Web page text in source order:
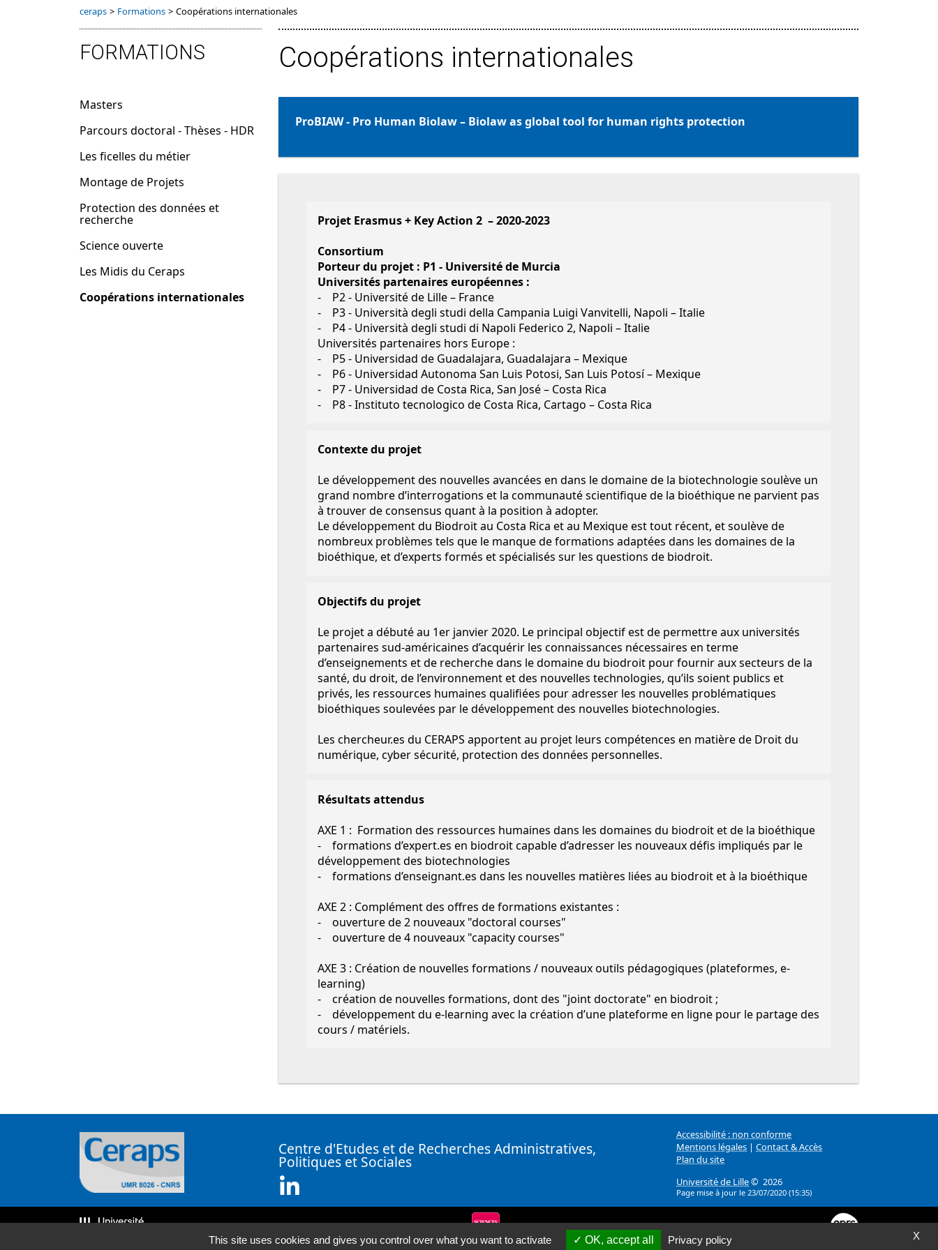
ceraps > Formations > Coopérations internationales
FORMATIONS
Masters
Parcours doctoral - Thèses - HDR
Les ficelles du métier
Montage de Projets
Protection des données et
recherche
Science ouverte
Les Midis du Ceraps
Coopérations internationales
Coopérations internationales
ProBIAW - Pro Human Biolaw – Biolaw as global tool for human rights protection
Projet Erasmus + Key Action 2 – 2020-2023
Consortium
Porteur du projet : P1 - Université de Murcia
Universités partenaires européennes :
- P2 - Université de Lille – France
- P3 - Università degli studi della Campania Luigi Vanvitelli, Napoli – Italie
- P4 - Università degli studi di Napoli Federico 2, Napoli – Italie
Universités partenaires hors Europe :
- P5 - Universidad de Guadalajara, Guadalajara – Mexique
- P6 - Universidad Autonoma San Luis Potosi, San Luis Potosí – Mexique
- P7 - Universidad de Costa Rica, San José – Costa Rica
- P8 - Instituto tecnologico de Costa Rica, Cartago – Costa Rica
Contexte du projet
Le développement des nouvelles avancées en dans le domaine de la biotechnologie soulève un
grand nombre d’interrogations et la communauté scientifique de la bioéthique ne parvient pas
à trouver de consensus quant à la position à adopter.
Le développement du Biodroit au Costa Rica et au Mexique est tout récent, et soulève de
nombreux problèmes tels que le manque de formations adaptées dans les domaines de la
bioéthique, et d’experts formés et spécialisés sur les questions de biodroit.
Objectifs du projet
Le projet a débuté au 1er janvier 2020. Le principal objectif est de permettre aux universités
partenaires sud-américaines d’acquérir les connaissances nécessaires en terme
d’enseignements et de recherche dans le domaine du biodroit pour fournir aux secteurs de la
santé, du droit, de l’environnement et des nouvelles technologies, qu’ils soient publics et
privés, les ressources humaines qualifiées pour adresser les nouvelles problématiques
bioéthiques soulevées par le développement des nouvelles biotechnologies.
Les chercheur.es du CERAPS apportent au projet leurs compétences en matière de Droit du
numérique, cyber sécurité, protection des données personnelles.
Résultats attendus
AXE 1 : Formation des ressources humaines dans les domaines du biodroit et de la bioéthique
- formations d’expert.es en biodroit capable d’adresser les nouveaux défis impliqués par le
développement des biotechnologies
- formations d’enseignant.es dans les nouvelles matières liées au biodroit et à la bioéthique
AXE 2 : Complément des offres de formations existantes :
- ouverture de 2 nouveaux "doctoral courses"
- ouverture de 4 nouveaux "capacity courses"
AXE 3 : Création de nouvelles formations / nouveaux outils pédagogiques (plateformes, e-
learning)
- création de nouvelles formations, dont des "joint doctorate" en biodroit ;
- développement du e-learning avec la création d’une plateforme en ligne pour le partage des
cours / matériels.
Centre d'Etudes et de Recherches Administratives,
Politiques et Sociales
Accessibilité : non conforme
Mentions légales | Contact & Accès
Plan du site
Université de Lille© 2026
Page mise à jour le 23/07/2020 (15:35)
X
This site uses cookies and gives you control over what you want to activate OK, accept all Privacy policy